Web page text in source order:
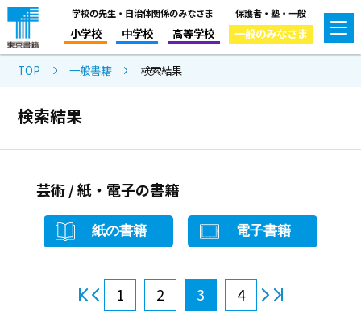
学校の先生・自治体関係のみなさま
小学校 中学校 高等学校
保護者・塾・一般
一般のみなさま
TOP 一般書籍 検索結果
検索結果
芸術 / 紙・電子の書籍
紙の書籍 電子書籍
1 2 3 4